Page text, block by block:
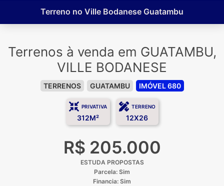
Terreno no Ville Bodanese Guatambu
Terrenos à venda em GUATAMBU,
VILLE BODANESE
TERRENOS GUATAMBU IMÓVEL 680
PRIVATIVA
312M²
TERRENO
12X26
R$ 205.000
ESTUDA PROPOSTAS
Parcela: Sim
Financia: Sim